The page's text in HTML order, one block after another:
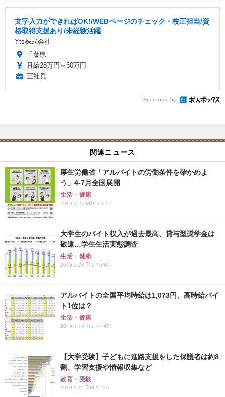
文字入力ができればOK!/WEBページのチェック・校正担当/資
格取得支援あり/未経験活躍
Yts株式会社
千葉県
月給28万円～50万円
正社員
Sponsored by
関連ニュース
厚生労働省「アルバイトの労働条件を確かめよ
う」4-7月全国展開
生活・健康
2019.3.25 Mon 15:17
大学生のバイト収入が過去最高、貸与型奨学金は
敬遠…学生生活実態調査
生活・健康
2019.2.28 Thu 15:45
アルバイトの全国平均時給は1,073円、高時給バイ
ト1位は？
生活・健康
2019.1.10 Thu 14:45
【大学受験】子どもに進路支援をした保護者は約8
割、学習支援や情報収集など
教育・受験
2019.9.24 Tue 17:45